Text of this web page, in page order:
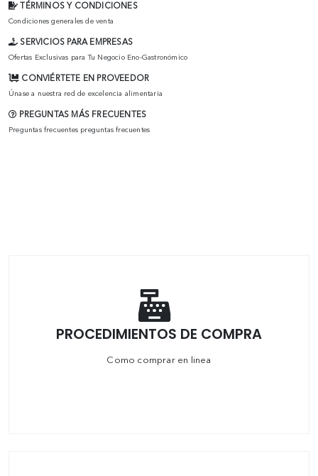
TÉRMINOS Y CONDICIONES
Condiciones generales de venta
SERVICIOS PARA EMPRESAS
Ofertas Exclusivas para Tu Negocio Eno-Gastronómico
CONVIÉRTETE EN PROVEEDOR
Únase a nuestra red de excelencia alimentaria
PREGUNTAS MÁS FRECUENTES
Preguntas frecuentes preguntas frecuentes
PROCEDIMIENTOS DE COMPRA
Como comprar en linea